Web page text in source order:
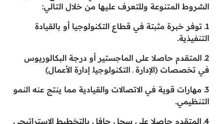
الشروط المتنوعة وللتعرف عليها من خلال التالي:
1ـ توفر خبرة مثبتة في قطاع التكنولوجيا أو بالقيادة
التنفيذية.
2ـ المتقدم حاصلا على الماجستير أو درجة البكالوريوس
في تخصصات (الإدارة ـ التكنولوجياـ إدارة الأعمال)
3ـ مهارات قوية في الاتصالات والقيادية مما ينتج عنه النمو
التنظيمي.
4ـ المتقدم حاصلا على سجل حافل بالتخطيط الاستراتيجي